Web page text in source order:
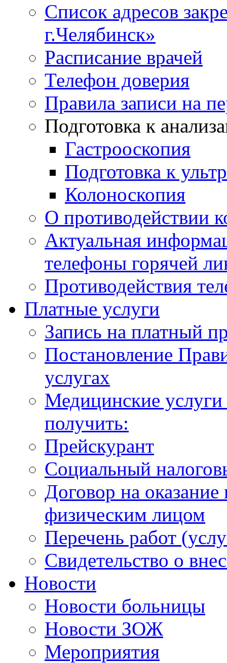
Список адресов
г.Челябинск»
Расписание врачей
Телефон доверия
Правила записи на
Подготовка к
Гастрооскопия
Подготовка к
Колоноскопия
О противодействии
Актуальная
телефоны горячей
Противодействия
Платные услуги
Запись на платный
Постановление
услугах
Медицинские
получить:
Прейскурант
Социальный
Договор на
физическим лицом
Перечень работ
Свидетельство о
Новости
Новости больницы
Новости ЗОЖ
Мероприятия